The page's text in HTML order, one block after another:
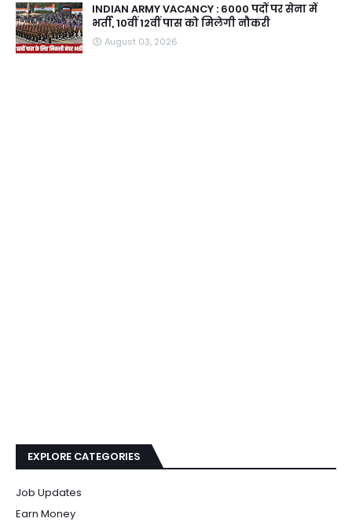
INDIAN ARMY VACANCY : 6000 पदों पर सेना में
भर्ती, 10वीं 12वीं पास को मिलेगी नौकरी
August 03, 2026
EXPLORE CATEGORIES
Job Updates
Earn Money